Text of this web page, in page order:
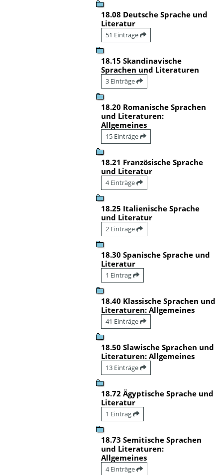
18.08 Deutsche Sprache und
Literatur
51 Einträge
18.15 Skandinavische
Sprachen und Literaturen
3 Einträge
18.20 Romanische Sprachen
und Literaturen:
Allgemeines
15 Einträge
18.21 Französische Sprache
und Literatur
4 Einträge
18.25 Italienische Sprache
und Literatur
2 Einträge
18.30 Spanische Sprache und
Literatur
1 Eintrag
18.40 Klassische Sprachen und
Literaturen: Allgemeines
41 Einträge
18.50 Slawische Sprachen und
Literaturen: Allgemeines
13 Einträge
18.72 Ägyptische Sprache und
Literatur
1 Eintrag
18.73 Semitische Sprachen
und Literaturen:
Allgemeines
4 Einträge